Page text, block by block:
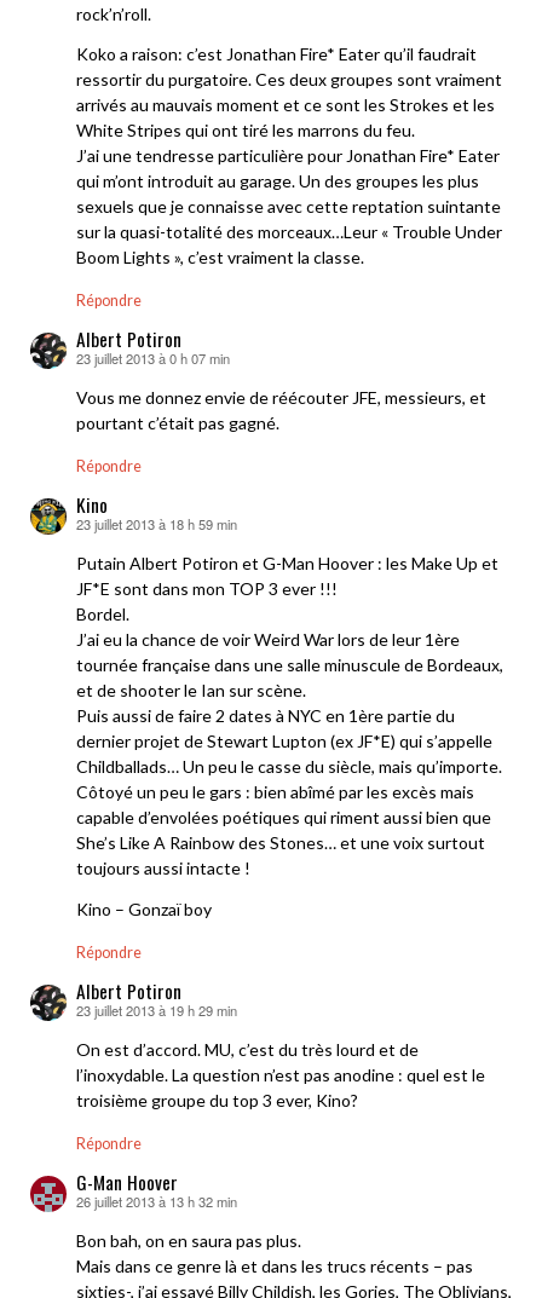
rock’n’roll.
Koko a raison: c’est Jonathan Fire* Eater qu’il faudrait
ressortir du purgatoire. Ces deux groupes sont vraiment
arrivés au mauvais moment et ce sont les Strokes et les
White Stripes qui ont tiré les marrons du feu.
J’ai une tendresse particulière pour Jonathan Fire* Eater
qui m’ont introduit au garage. Un des groupes les plus
sexuels que je connaisse avec cette reptation suintante
sur la quasi-totalité des morceaux…Leur « Trouble Under
Boom Lights », c’est vraiment la classe.
Répondre
Albert Potiron
dit :
23 juillet 2013 à 0 h 07 min
Vous me donnez envie de réécouter JFE, messieurs, et
pourtant c’était pas gagné.
Répondre
Kino
dit :
23 juillet 2013 à 18 h 59 min
Putain Albert Potiron et G-Man Hoover : les Make Up et
JF*E sont dans mon TOP 3 ever !!!
Bordel.
J’ai eu la chance de voir Weird War lors de leur 1ère
tournée française dans une salle minuscule de Bordeaux,
et de shooter le Ian sur scène.
Puis aussi de faire 2 dates à NYC en 1ère partie du
dernier projet de Stewart Lupton (ex JF*E) qui s’appelle
Childballads… Un peu le casse du siècle, mais qu’importe.
Côtoyé un peu le gars : bien abîmé par les excès mais
capable d’envolées poétiques qui riment aussi bien que
She’s Like A Rainbow des Stones… et une voix surtout
toujours aussi intacte !
Kino – Gonzaï boy
Répondre
Albert Potiron
dit :
23 juillet 2013 à 19 h 29 min
On est d’accord. MU, c’est du très lourd et de
l’inoxydable. La question n’est pas anodine : quel est le
troisième groupe du top 3 ever, Kino?
Répondre
G-Man Hoover
dit :
26 juillet 2013 à 13 h 32 min
Bon bah, on en saura pas plus.
Mais dans ce genre là et dans les trucs récents – pas
sixties-, j’ai essayé Billy Childish, les Gories, The Oblivians,